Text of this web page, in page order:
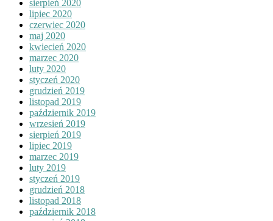
sierpień 2020
lipiec 2020
czerwiec 2020
maj 2020
kwiecień 2020
marzec 2020
luty 2020
styczeń 2020
grudzień 2019
listopad 2019
październik 2019
wrzesień 2019
sierpień 2019
lipiec 2019
marzec 2019
luty 2019
styczeń 2019
grudzień 2018
listopad 2018
październik 2018